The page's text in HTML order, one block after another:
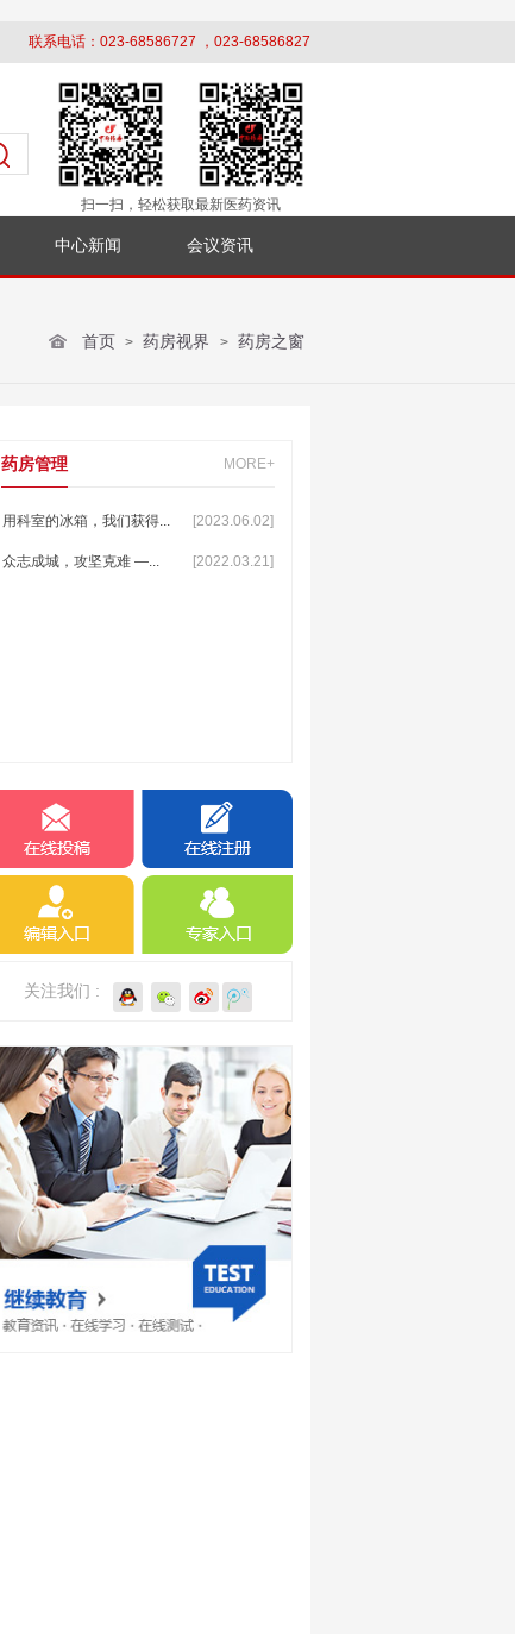
联系电话：023-68586727 ，023-68586827
扫一扫，轻松获取最新医药资讯
中心新闻 会议资讯
首页 > 药房视界 > 药房之窗
药房管理 MORE+
用科室的冰箱，我们获得... [2023.06.02]
众志成城，攻坚克难 —... [2022.03.21]
关注我们 :